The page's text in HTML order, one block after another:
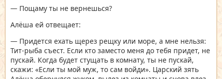
— Пощаму ты не вернешься?
Алёша ей отвещает:
— Придется ехать щерез рещку или море, а мне нельзя:
Тит-рыба съест. Если кто заместо меня до тебя придет, не
пускай. Когда будет стущать в комнату, ты не пускай,
скажи: «Если ты мой муж, то сам войди». Царский зять